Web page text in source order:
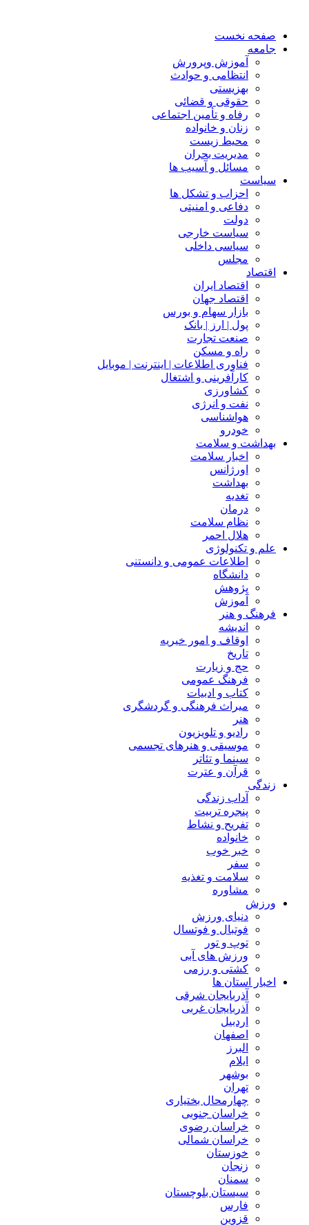
صفحه نخست
جامعه
آموزش وپرورش
انتظامی و حوادث
بهزیستی
حقوقی و قضائی
رفاه و تأمین اجتماعی
زنان و خانواده
محیط زیست
مدیریت بحران
مسائل و آسیب ها
سیاست
احزاب و تشکل ها
دفاعی و امنیتی
دولت
سیاست خارجی
سیاسی داخلی
مجلس
اقتصاد
اقتصاد ایران
اقتصاد جهان
بازار سهام و بورس
پول | ارز | بانک
صنعت تجارت
راه و مسکن
فناوری اطلاعات | اینترنت | موبایل
کارآفرینی و اشتغال
کشاورزی
نفت و انرژی
هواشناسی
خودرو
بهداشت و سلامت
اخبار سلامت
اورژانس
بهداشت
تغدیه
درمان
نظام سلامت
هلال احمر
علم و تکنولوژی
اطلاعات عمومی و دانستنی
دانشگاه
پژوهش
آموزش
فرهنگ و هنر
اندیشه
اوقاف و امور خیریه
تاریخ
حج و زیارت
فرهنگ عمومی
کتاب و ادبیات
میراث فرهنگی و گردشگری
هنر
رادیو و تلویزیون
موسیقی و هنرهای تجسمی
سینما و تئاتر
قرآن و عترت
زندگی
آداب زندگی
پنجره تربیت
تفریح و نشاط
خانواده
خبر خوب
سفر
سلامت و تغذیه
مشاوره
ورزش
دنیای ورزش
فوتبال و فوتسال
توپ و تور
ورزش های آبی
کشتی و رزمی
اخبار استان ها
آذربایجان شرقی
آذربایجان غربی
اردبیل
اصفهان
البرز
ایلام
بوشهر
تهران
چهارمحال بختیاری
خراسان جنوبی
خراسان رضوی
خراسان شمالی
خوزستان
زنجان
سمنان
سیستان بلوچستان
فارس
قزوین